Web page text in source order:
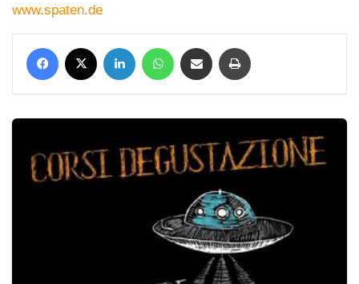
www.spaten.de
Facebook LinkedIn WhatsApp Condividi via mail